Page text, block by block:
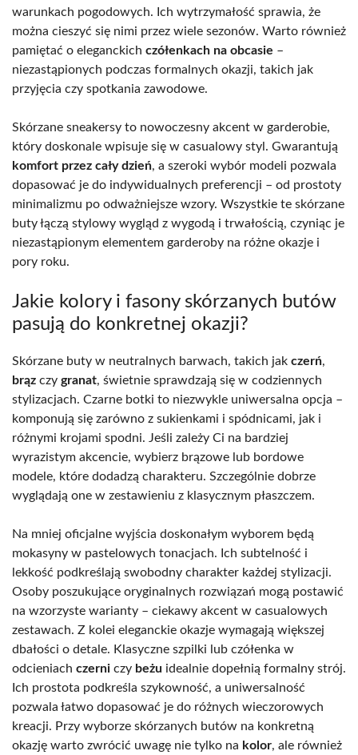
warunkach pogodowych. Ich wytrzymałość sprawia, że
można cieszyć się nimi przez wiele sezonów. Warto również
pamiętać o eleganckich czółenkach na obcasie –
niezastąpionych podczas formalnych okazji, takich jak
przyjęcia czy spotkania zawodowe.
Skórzane sneakersy to nowoczesny akcent w garderobie,
który doskonale wpisuje się w casualowy styl. Gwarantują
komfort przez cały dzień, a szeroki wybór modeli pozwala
dopasować je do indywidualnych preferencji – od prostoty
minimalizmu po odważniejsze wzory. Wszystkie te skórzane
buty łączą stylowy wygląd z wygodą i trwałością, czyniąc je
niezastąpionym elementem garderoby na różne okazje i
pory roku.
Jakie kolory i fasony skórzanych butów
pasują do konkretnej okazji?
Skórzane buty w neutralnych barwach, takich jak czerń,
brąz czy granat, świetnie sprawdzają się w codziennych
stylizacjach. Czarne botki to niezwykle uniwersalna opcja –
komponują się zarówno z sukienkami i spódnicami, jak i
różnymi krojami spodni. Jeśli zależy Ci na bardziej
wyrazistym akcencie, wybierz brązowe lub bordowe
modele, które dodadzą charakteru. Szczególnie dobrze
wyglądają one w zestawieniu z klasycznym płaszczem.
Na mniej oficjalne wyjścia doskonałym wyborem będą
mokasyny w pastelowych tonacjach. Ich subtelność i
lekkość podkreślają swobodny charakter każdej stylizacji.
Osoby poszukujące oryginalnych rozwiązań mogą postawić
na wzorzyste warianty – ciekawy akcent w casualowych
zestawach. Z kolei eleganckie okazje wymagają większej
dbałości o detale. Klasyczne szpilki lub czółenka w
odcieniach czerni czy beżu idealnie dopełnią formalny strój.
Ich prostota podkreśla szykowność, a uniwersalność
pozwala łatwo dopasować je do różnych wieczorowych
kreacji. Przy wyborze skórzanych butów na konkretną
okazję warto zwrócić uwagę nie tylko na kolor, ale również